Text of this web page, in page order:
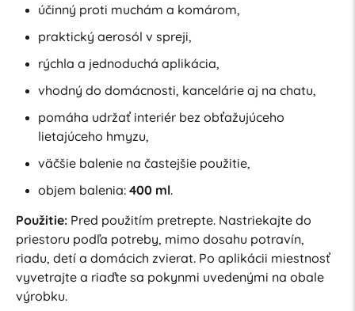
účinný proti muchám a komárom,
praktický aerosól v spreji,
rýchla a jednoduchá aplikácia,
vhodný do domácnosti, kancelárie aj na chatu,
pomáha udržať interiér bez obťažujúceho
lietajúceho hmyzu,
väčšie balenie na častejšie použitie,
objem balenia: 400 ml.
Použitie:Pred použitím pretrepte. Nastriekajte do
priestoru podľa potreby, mimo dosahu potravín,
riadu, detí a domácich zvierat. Po aplikácii miestnosť
vyvetrajte a riaďte sa pokynmi uvedenými na obale
výrobku.